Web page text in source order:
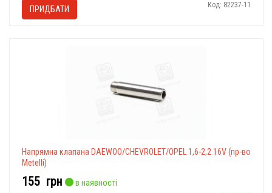
ПРИДБАТИ Код: 82237-11
Напрямна клапана DAEWOO/CHEVROLET/OPEL 1,6-2,2 16V (пр-во
Metelli)
155 грн
в наявності